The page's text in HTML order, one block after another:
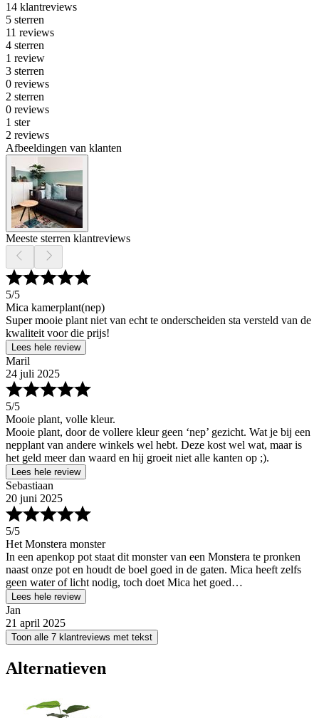
14 klantreviews
5 sterren
11 reviews
4 sterren
1 review
3 sterren
0 reviews
2 sterren
0 reviews
1 ster
2 reviews
Afbeeldingen van klanten
Meeste sterren klantreviews
5/5
Mica kamerplant(nep)
Super mooie plant niet van echt te onderscheiden sta versteld van de
kwaliteit voor die prijs!
Lees hele review
Maril
24 juli 2025
5/5
Mooie plant, volle kleur.
Mooie plant, door de vollere kleur geen ‘nep’ gezicht. Wat je bij een
nepplant van andere winkels wel hebt. Deze kost wel wat, maar is
het geld meer dan waard en hij groeit niet alle kanten op ;).
Lees hele review
Sebastiaan
20 juni 2025
5/5
Het Monstera monster
In een apenkop pot staat dit monster van een Monstera te pronken
naast onze pot en houdt de boel goed in de gaten. Mica heeft zelfs
geen water of licht nodig, toch doet Mica het goed…
Lees hele review
Jan
21 april 2025
Toon alle 7 klantreviews met tekst
Alternatieven